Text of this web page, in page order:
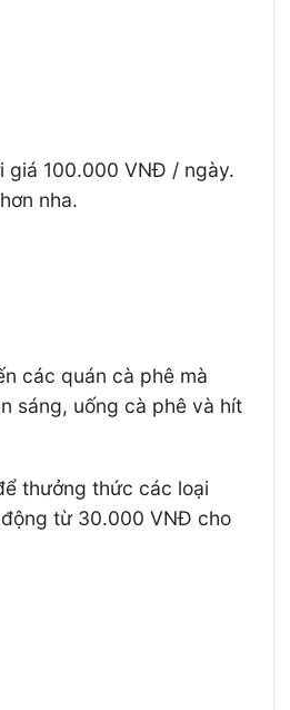
giá 100.000 VNĐ / ngày.
nha.
các quán cà phê mà
sáng, uống cà phê và hít
thưởng thức các loại
từ 30.000 VNĐ cho